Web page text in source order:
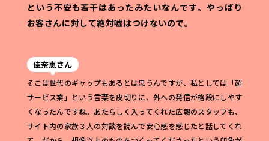
という不安も若干はあったみたいなんです。 やっぱり
お客さんに対して絶対嘘はつけないので。
佳奈恵さん
そこは世代のギャップもあるとは思うんですが、私としては「超
サービス業」という言葉を皮切りに、外への発信が格段にしやす
くなったんですね。あたらしく入ってくれた広報のスタッフも、
サイト内の家族３人の対談を読んで安心感を感じたと話してくれ